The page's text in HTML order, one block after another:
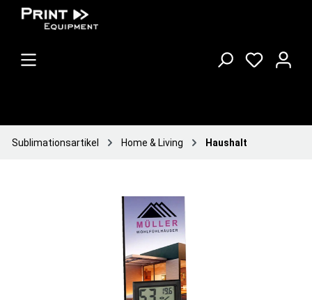
Sublimationsartikel Home & Living Haushalt